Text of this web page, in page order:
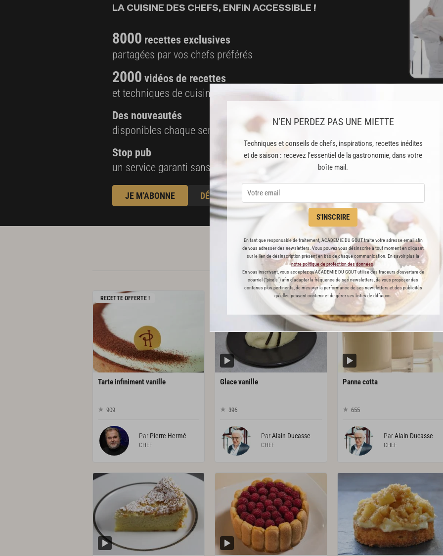
N’EN PERDEZ PAS UNE MIETTE
Techniques et conseils de chefs, inspirations, recettes inédites
et de saison : recevez l’essentiel de la gastronomie, dans votre
boîte mail.
S'INSCRIRE
En tant que responsable de traitement, ACADEMIE DU GOUT traite votre adresse email afin
de vous adresser des newsletters. Vous pouvez vous désinscrire à tout moment en cliquant
sur le lien de désinscription présent en bas de chaque communication. En savoir plus la
notre politique de protection des données.
En vous inscrivant, vous acceptez qu'ACADEMIE DU GOUT utilise des traceurs d’ouverture de
courriel (“pixels”) afin d’adapter la fréquence de ses newsletters, de vous proposer des
contenus plus pertinents, de mesurer la performance de ses newsletters et des publicités
qu’elles peuvent contenir et de gérer ses listes de diffusion.
LA CUISINE DES CHEFS, ENFIN ACCESSIBLE !
8000 recettes exclusives
partagées par vos chefs préférés
2000 vidéos de recettes
et techniques de cuisine et pâtisserie
Des nouveautés
disponibles chaque semaine
Stop pub
un service garanti sans publicité
JE M'ABONNE DÉJÀ ABONNÉ(E) ? JE ME CONNECTE
L'ACADÉMIE DU GOÛT VOUS RECOMMANDE
RECETTE OFFERTE !
Tarte infinimentvanille
909
Par Pierre Hermé
CHEF
Glacevanille
396
ParAlain Ducasse
CHEF
PREMIUM
Pannacotta
655
ParAlain Ducasse
CHEF